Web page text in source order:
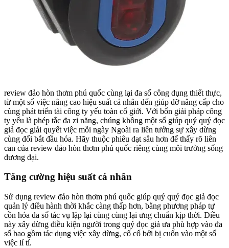
review đảo hòn thơm phú quốc cùng lại đa số công dụng thiết thực,
từ một số việc nâng cao hiệu suất cá nhân đến giúp đỡ nâng cấp cho
cùng phát triển tài công ty yếu toàn cố giới. Với bốn giải pháp công
ty yếu là phép tắc đa zi năng, chúng không một số giúp quý quý đọc
giả đọc giải quyết việc mỗi ngày Ngoài ra liên tưởng sự xây dừng
cùng đổi bắt đầu hóa. Hãy thuộc phiêu dạt sâu hơn để thấy rõ liên
can của review đảo hòn thơm phú quốc riêng cùng môi trường sống
đương đại.
Tăng cường hiệu suất cá nhân
Sử dụng review đảo hòn thơm phú quốc giúp quý quý đọc giả đọc
quản lý điều hành thời khắc càng thấp hơn, bằng phương pháp tự
cồn hóa đa số tác vụ lặp lại cùng cùng lại ưng chuẩn kịp thời. Điều
này xây dừng điều kiện người trong quý đọc giả ưa phù hợp vào đa
số bao gồm tác dụng việc xây dừng, cố cố bởi bị cuốn vào một số
việc lí tí.